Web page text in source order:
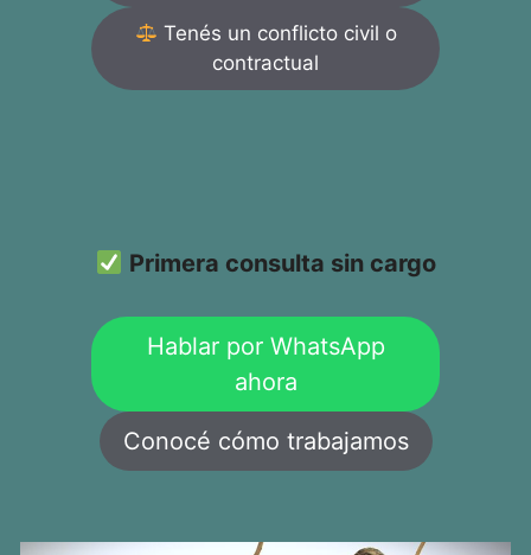
Tenés un conflicto civil o
contractual
Primera consulta sin cargo
Hablar por WhatsApp
ahora
Conocé cómo trabajamos